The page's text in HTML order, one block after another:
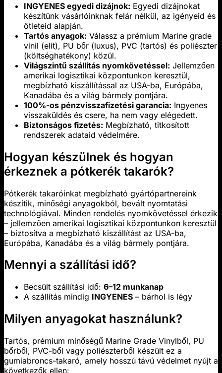
INGYENES egyedi dizájnok: Egyedi dizájnokat
készítünk vásárlóinknak felár nélkül, az igényeid és
ötleteid alapján.
Tartós anyagok: Válassz a prémium Marine grade
vinil (elit), PU bőr (luxus), PVC (tartós) és poliészter
(költséghatékony) közül.
Világszintű szállítás nyomkövetéssel: Jellemzően
amerikai logisztikai központunkon keresztül,
megbízható kiszállítással az USA-ba, Európába,
Kanadába és a világ bármely pontjára.
100%-os pénzvisszafizetési garancia: Ingyenes
visszaküldés és csere, ha nem vagy elégedett.
Biztonságos fizetés: Megbízható, titkosított
rendszerek adataid védelmére.
Hogyan készülnek és hogyan
érkeznek a pótkerék takarók?
Pótkerék takaróinkat megbízható gyártópartnereink
készítik, minőségi anyagokból, bevált nyomtatási
technológiával. Minden rendelés nyomkövetéssel érkezik
– jellemzően amerikai logisztikai központunkon keresztül
– biztosítva a megbízható kiszállítást az USA-ba,
Európába, Kanadába és a világ bármely pontjára.
Mennyi a szállítási idő?
Becsült szállítási idő: 6–12 munkanap
A szállítás mindig INGYENES – bárhol is légy
Milyen anyagokat használunk?
Tartós, prémium minőségű Marine Grade Vinylből, PU
bőrből, PVC-ből vagy poliészterből készült ez a
gumiabroncs-takaró, amely hosszú távú védelmet nyújt a
következők ellen: